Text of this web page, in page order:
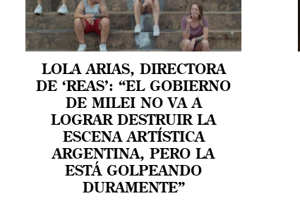
LOLA ARIAS, DIRECTORA
DE ‘REAS’: “EL GOBIERNO
DE MILEI NO VA A
LOGRAR DESTRUIR LA
ESCENA ARTÍSTICA
ARGENTINA, PERO LA
ESTÁ GOLPEANDO
DURAMENTE”